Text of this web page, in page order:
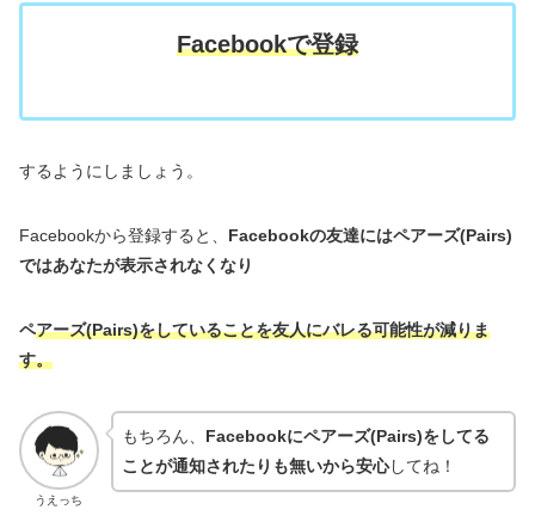
Facebookで登録
するようにしましょう。
Facebookから登録すると、 Facebookの友達にはペアーズ(Pairs)
ではあなたが表示されなくなり
ペアーズ(Pairs)をしていることを友人にバレる可能性が減りま
す。
うえっち
もちろん、 Facebookにペアーズ(Pairs)をしてる
ことが通知されたりも無いから安心してね！